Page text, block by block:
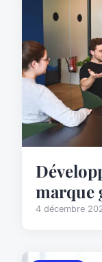
marque
4 décembre